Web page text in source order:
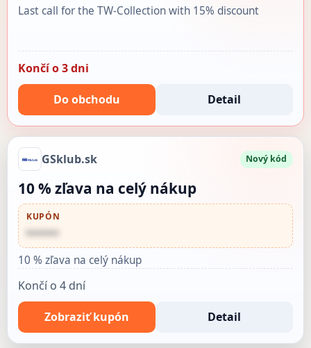
Last call for the TW-Collection with 15% discount
Končí o 3 dni
Do obchodu Detail
GSklub.sk Nový kód
10 % zľava na celý nákup
KUPÓN
••••••
10 % zľava na celý nákup
Končí o 4 dní
Zobraziť kupón Detail